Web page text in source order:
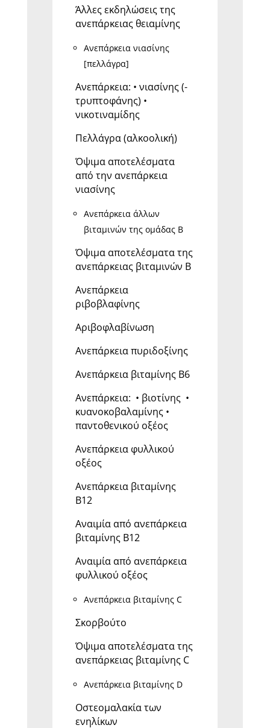
Άλλες εκδηλώσεις της
ανεπάρκειας θειαμίνης
Ανεπάρκεια νιασίνης
[πελλάγρα]
Ανεπάρκεια: • νιασίνης (-
τρυπτοφάνης) •
νικοτιναμίδης
Πελλάγρα (αλκοολική)
Όψιμα αποτελέσματα
από την ανεπάρκεια
νιασίνης
Ανεπάρκεια άλλων
βιταμινών της ομάδας Β
Όψιμα αποτελέσματα της
ανεπάρκειας βιταμινών Β
Ανεπάρκεια
ριβοβλαφίνης
Αριβοφλαβίνωση
Ανεπάρκεια πυριδοξίνης
Ανεπάρκεια βιταμίνης B6
Ανεπάρκεια: • βιοτίνης •
κυανοκοβαλαμίνης •
παντοθενικού οξέος
Ανεπάρκεια φυλλικού
οξέος
Ανεπάρκεια βιταμίνης
Β12
Αναιμία από ανεπάρκεια
βιταμίνης Β12
Αναιμία από ανεπάρκεια
φυλλικού οξέος
Ανεπάρκεια βιταμίνης C
Σκορβούτο
Όψιμα αποτελέσματα της
ανεπάρκειας βιταμίνης C
Ανεπάρκεια βιταμίνης D
Οστεομαλακία των
ενηλίκων